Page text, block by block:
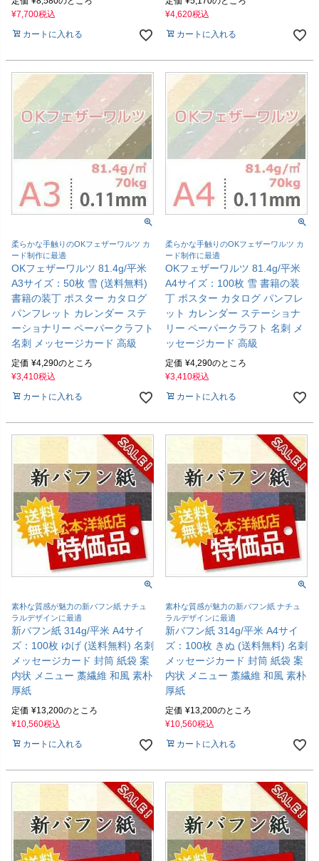
¥7,700税込
カートに入れる
¥4,620税込
カートに入れる
柔らかな手触りのOKフェザーワルツ カ
ード制作に最適
OKフェザーワルツ 81.4g/平米
A3サイズ：50枚 雪 (送料無料)
書籍の装丁 ポスター カタログ
パンフレット カレンダー ステ
ーショナリー ペーパークラフト
名刺 メッセージカード 高級
定価 ¥4,290のところ
¥3,410税込
カートに入れる
柔らかな手触りのOKフェザーワルツ カ
ード制作に最適
OKフェザーワルツ 81.4g/平米
A4サイズ：100枚 雪 書籍の装
丁 ポスター カタログ パンフレ
ット カレンダー ステーショナ
リー ペーパークラフト 名刺 メ
ッセージカード 高級
定価 ¥4,290のところ
¥3,410税込
カートに入れる
素朴な質感が魅力の新バフン紙 ナチュ
ラルデザインに最適
新バフン紙 314g/平米 A4サイ
ズ：100枚 ゆげ (送料無料) 名刺
メッセージカード 封筒 紙袋 案
内状 メニュー 藁繊維 和風 素朴
厚紙
定価 ¥13,200のところ
¥10,560税込
カートに入れる
素朴な質感が魅力の新バフン紙 ナチュ
ラルデザインに最適
新バフン紙 314g/平米 A4サイ
ズ：100枚 きぬ (送料無料) 名刺
メッセージカード 封筒 紙袋 案
内状 メニュー 藁繊維 和風 素朴
厚紙
定価 ¥13,200のところ
¥10,560税込
カートに入れる